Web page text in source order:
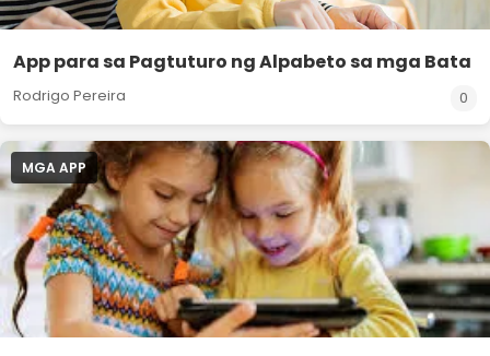
App para sa Pagtuturo ng Alpabeto sa mga Bata
Rodrigo Pereira 0
MGA APP